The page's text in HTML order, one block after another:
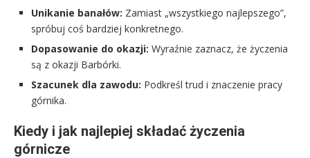
Unikanie banałów: Zamiast „wszystkiego najlepszego”,
spróbuj coś bardziej konkretnego.
Dopasowanie do okazji: Wyraźnie zaznacz, że życzenia
są z okazji Barbórki.
Szacunek dla zawodu: Podkreśl trud i znaczenie pracy
górnika.
Kiedy i jak najlepiej składać życzenia
górnicze